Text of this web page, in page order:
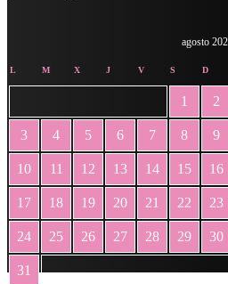
agosto
L M X J V S D
1 2
3 4 5 6 7 8 9
10 11 12 13 14 15 16
17 18 19 20 21 22 23
24 25 26 27 28 29 30
31